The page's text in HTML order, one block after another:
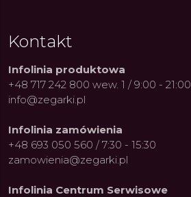
Kontakt
Infolinia produktowa
+48 717 242 800 wew. 1 / 9:00 - 21:00
info@zegarki.pl
Infolinia zamówienia
+48 693 050 560 / 7:30 - 15:30
zamowienia@zegarki.pl
Infolinia Centrum Serwisowe